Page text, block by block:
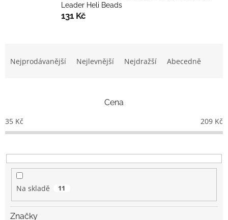
Leader Heli Beads
131 Kč
p
r
o
u
Nejprodávanější Nejlevnější Nejdražší Abecedně
Cena
35 Kč 209 Kč
Na skladě 11
Značky